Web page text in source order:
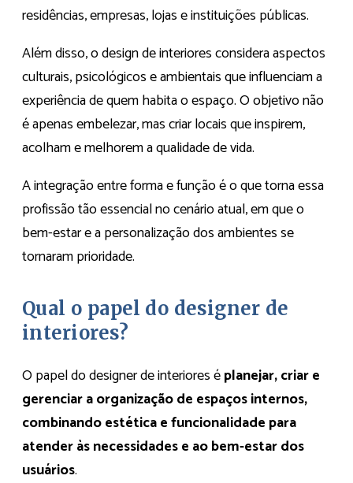
residências, empresas, lojas e instituições públicas.
Além disso, o design de interiores considera aspectos
culturais, psicológicos e ambientais que influenciam a
experiência de quem habita o espaço. O objetivo não
é apenas embelezar, mas criar locais que inspirem,
acolham e melhorem a qualidade de vida.
A integração entre forma e função é o que torna essa
profissão tão essencial no cenário atual, em que o
bem-estar e a personalização dos ambientes se
tornaram prioridade.
Qual o papel do designer de
interiores?
O papel do designer de interiores éplanejar, criar e
gerenciar a organização de espaços internos,
combinando estética e funcionalidade para
atender às necessidades e ao bem-estar dos
usuários.